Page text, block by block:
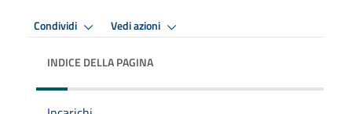
Condividi Vedi azioni
INDICE DELLA PAGINA